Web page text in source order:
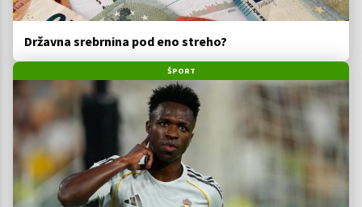
Državna srebrnina pod eno streho?
ŠPORT